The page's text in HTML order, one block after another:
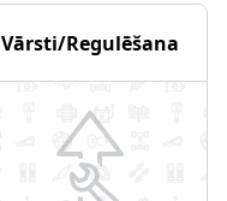
Vārsti/Regulēšana